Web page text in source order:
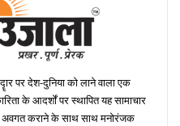
पर देश-दुनिया को लाने वाला एक
के आदर्शों पर स्थापित यह सामाचार
अवगत कराने के साथ साथ मनोरंजक